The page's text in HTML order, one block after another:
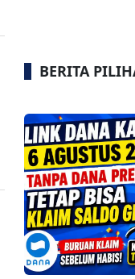
BERITA